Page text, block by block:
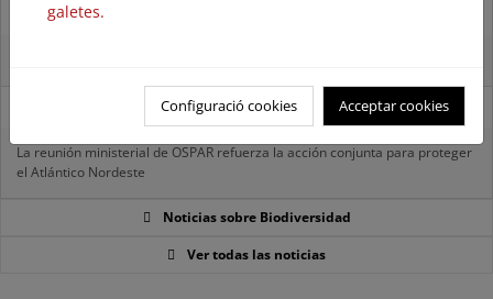
07/08/2025
La reunión ministerial de OSPAR refuerza la acción conjunta para proteger
el Atlántico Nordeste
Noticias sobre Biodiversidad
Ver todas las noticias
galetes.
Configuració cookies Acceptar cookies